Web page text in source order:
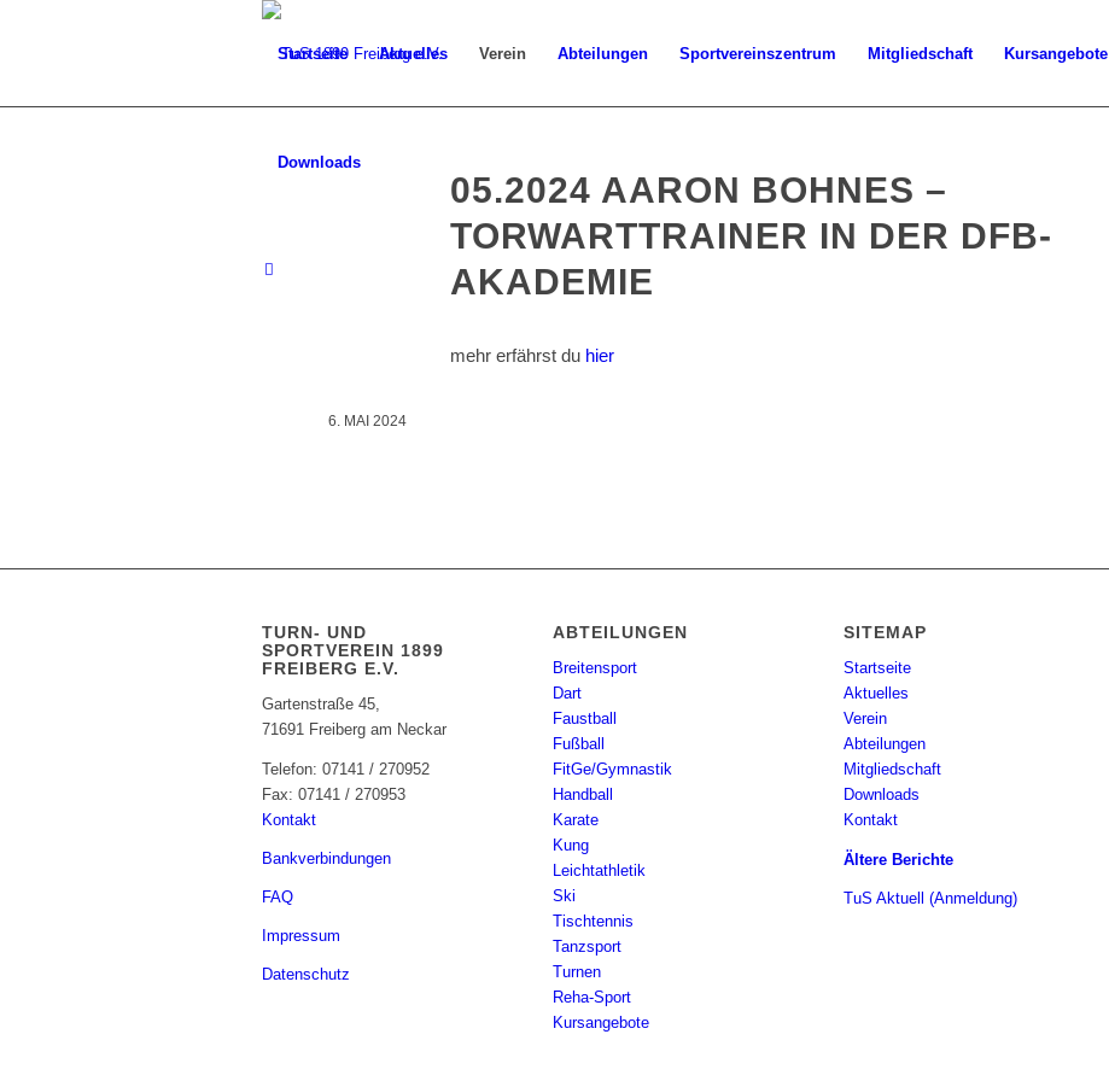
Startseite Aktuelles Verein Abteilungen Sportvereinszentrum Mitgliedschaft Kursangebote
Downloads
05.2024 AARON BOHNES –
TORWARTTRAINER IN DER DFB-
AKADEMIE
mehr erfährst du hier
6. MAI 2024
TURN- UND
SPORTVEREIN 1899
FREIBERG E.V.
Gartenstraße 45,
71691 Freiberg am Neckar
Telefon: 07141 / 270952
Fax: 07141 / 270953
Kontakt
Bankverbindungen
FAQ
Impressum
Datenschutz
ABTEILUNGEN
Breitensport
Dart
Faustball
Fußball
FitGe/Gymnastik
Handball
Karate
Kung
Leichtathletik
Ski
Tischtennis
Tanzsport
Turnen
Reha-Sport
Kursangebote
SITEMAP
Startseite
Aktuelles
Verein
Abteilungen
Mitgliedschaft
Downloads
Kontakt
Ältere Berichte
TuS Aktuell (Anmeldung)